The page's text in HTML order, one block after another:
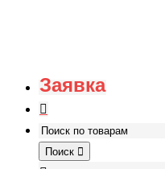
Заявка
Поиск